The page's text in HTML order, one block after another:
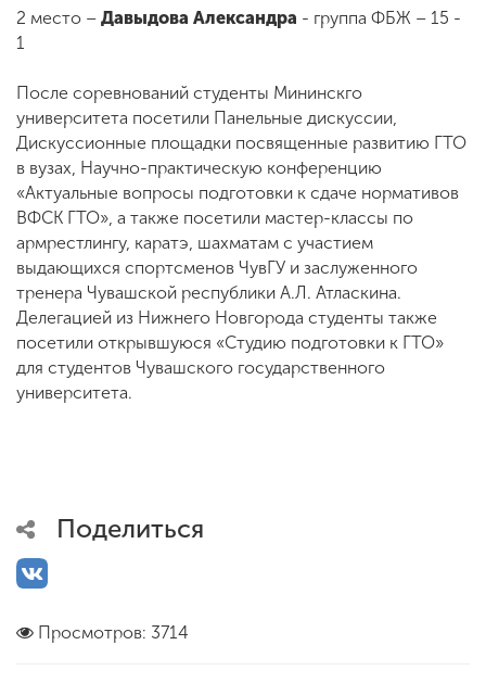
2 место – Давыдова Александра - группа ФБЖ – 15 -
1
После соревнований студенты Мининскго
университета посетили Панельные дискуссии,
Дискуссионные площадки посвященные развитию ГТО
в вузах, Научно-практическую конференцию
«Актуальные вопросы подготовки к сдаче нормативов
ВФСК ГТО», а также посетили мастер-классы по
армрестлингу, каратэ, шахматам с участием
выдающихся спортсменов ЧувГУ и заслуженного
тренера Чувашской республики А.Л. Атласкина.
Делегацией из Нижнего Новгорода студенты также
посетили открывшуюся «Студию подготовки к ГТО»
для студентов Чувашского государственного
университета.
Поделиться
Просмотров: 3714